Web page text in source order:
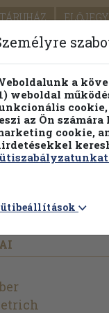
PILLANATNYI
a
weboldal
az Ön számára
cookie,